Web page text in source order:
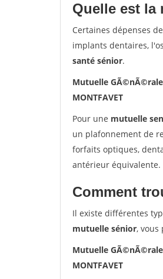
Quelle est la
Certaines dépenses
implants dentaires,
santé sénior.
Mutuelle GÃ©nÃ©rale
MONTFAVET
Pour une mutuelle
un plafonnement de
forfaits optiques,
antérieur équivalente.
Comment
Il existe différentes
mutuelle sénior, vous
Mutuelle GÃ©nÃ©rale
MONTFAVET